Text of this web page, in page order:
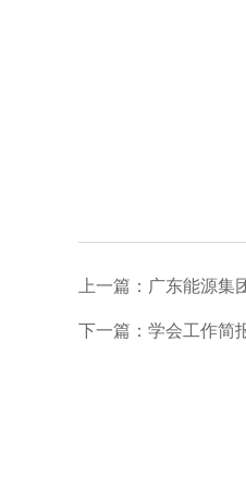
上一篇：广东能源
下一篇：学会工作简